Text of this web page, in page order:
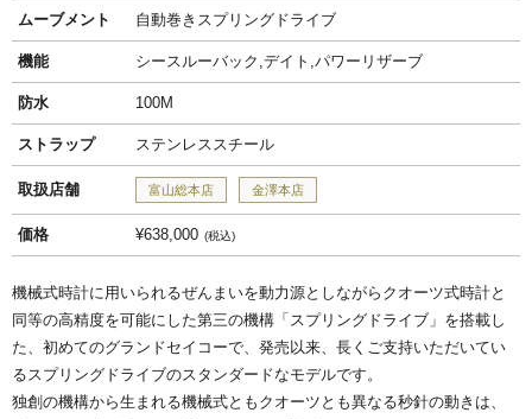
ムーブメント 自動巻きスプリングドライブ
機能 シースルーバック,デイト,パワーリザーブ
防水 100M
ストラップ ステンレススチール
取扱店舗 富山総本店 金澤本店
価格 ¥638,000 税込
機械式時計に用いられるぜんまいを動力源としながらクオーツ式時計と
同等の高精度を可能にした第三の機構「スプリングドライブ」を搭載し
た、初めてのグランドセイコーで、発売以来、長くご支持いただいてい
るスプリングドライブのスタンダードなモデルです。
独創の機構から生まれる機械式ともクオーツとも異なる秒針の動きは、